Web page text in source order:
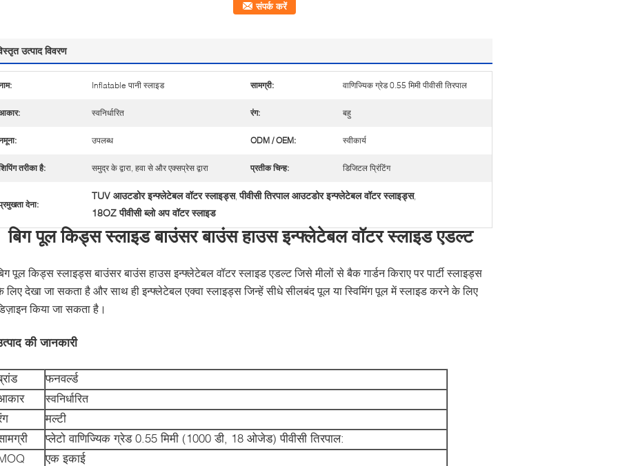
संपर्क करें
उत्पाद विवरण
Inflatable पानी स्लाइड सामग्री: वाणिज्यिक ग्रेड 0.55 मिमी पीवीसी तिरपाल
स्वनिर्धारित रंग: बहु
उपलब्ध ODM / OEM: स्वीकार्य
तरीका है: समुद्र के द्वारा, हवा से और एक्सप्रेस द्वारा प्रतीक चिन्ह: डिजिटल प्रिंटिंग
देना:
TUV आउटडोर इन्फ्लेटेबल वॉटर स्लाइड्स,पीवीसी तिरपाल आउटडोर इन्फ्लेटेबल वॉटर स्लाइड्स,
18OZ पीवीसी ब्लो अप वॉटर स्लाइड
बिग पूल किड्स स्लाइड बाउंसर बाउंस हाउस इन्फ्लेटेबल वॉटर स्लाइड एडल्ट
पूल किड्स स्लाइड्स बाउंसर बाउंस हाउस इन्फ्लेटेबल वॉटर स्लाइड एडल्ट जिसे मीलों से बैक गार्डन किराए पर पार्टी स्लाइड्स
लिए देखा जा सकता है और साथ ही इन्फ्लेटेबल एक्वा स्लाइड्स जिन्हें सीधे सीलबंद पूल या स्विमिंग पूल में स्लाइड करने के लिए
किया जा सकता है।
की जानकारी
फनवर्ल्ड
स्वनिर्धारित
मल्टी
प्लेटो वाणिज्यिक ग्रेड 0.55 मिमी (1000 डी, 18 ओजेड) पीवीसी तिरपाल:
एक इकाई